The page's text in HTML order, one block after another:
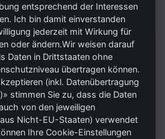
entsprechend der Interessen
Ich bin damit einverstanden
jederzeit mit Wirkung für
oder ändern.Wir weisen darauf
Daten in Drittstaaten ohne
übertragen können.
(inkl. Datenübertragung
stimmen Sie zu, dass die Daten
von den jeweiligen
Nicht-EU-Staaten) verwendet
Ihre Cookie-Einstellungen
GmbH